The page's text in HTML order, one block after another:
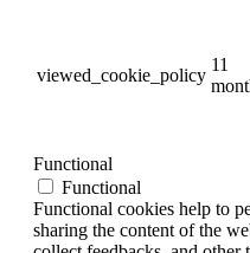
viewed_cookie_policy
11
Functional
Functional
Functional cookies help to
sharing the content of the